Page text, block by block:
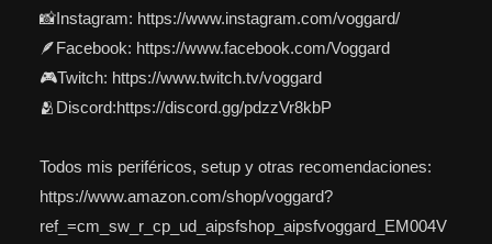
📸Instagram: https://www.instagram.com/voggard/
🪶Facebook: https://www.facebook.com/Voggard
🎮Twitch: https://www.twitch.tv/voggard
🫂Discord:https://discord.gg/pdzzVr8kbP
Todos mis periféricos, setup y otras recomendaciones:
https://www.amazon.com/shop/voggard?
ref_=cm_sw_r_cp_ud_aipsfshop_aipsfvoggard_EM004V